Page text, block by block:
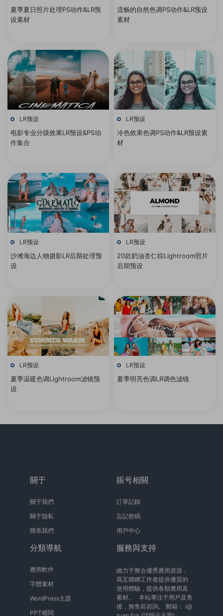
夏季夏日照片处理PS动作&LR预
设素材
流畅的自然色调PS动作&LR预设
素材
LR预设
电影专业分级效果LR预设&PS动
作集合
LR预设
冷色效果色调PS动作&LR预设素
材
LR预设
沙滩海边人物摄影LR后期处理预
设
LR预设
20款奶油杏仁棕Lightroom照片
后期预设
LR预设
夏季温暖色调Lightroom滤镜预
设
LR预设
夏季明亮色调LR调色滤镜
關于
關于我們
關于隐私
聯系我們
賬号相關
訂單記錄
忘記密碼
用戶中心
分類導航
應用軟件
字體素材
WordPress主題
PPT模闆
服務與支持
緻力于整合優秀應用資源，
爲互聯網工作者提供優質的
使用體驗，提供各類應用及
素材。 本站專注于用戶及售
後，無售前咨詢。 郵箱： i@